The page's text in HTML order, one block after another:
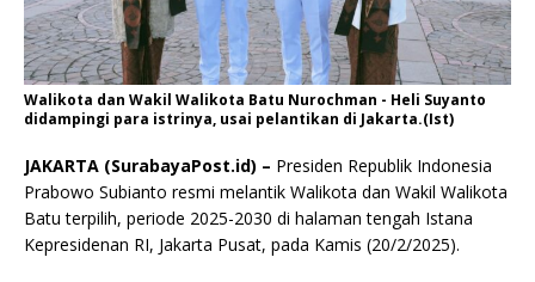
Walikota dan Wakil Walikota Batu Nurochman - Heli Suyanto
didampingi para istrinya, usai pelantikan di Jakarta.(Ist)
JAKARTA (SurabayaPost.id) – Presiden Republik Indonesia
Prabowo Subianto resmi melantik Walikota dan Wakil Walikota
Batu terpilih, periode 2025-2030 di halaman tengah Istana
Kepresidenan RI, Jakarta Pusat, pada Kamis (20/2/2025).